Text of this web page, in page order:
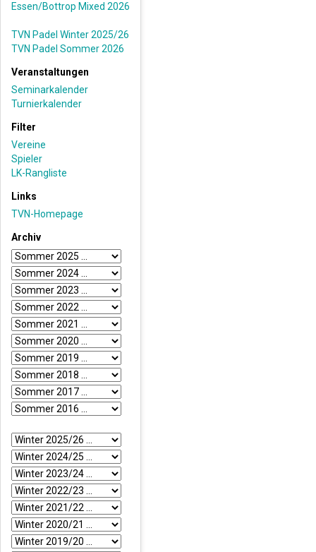
Essen/Bottrop Mixed 2026
TVN Padel Winter 2025/26
TVN Padel Sommer 2026
Veranstaltungen
Seminarkalender
Turnierkalender
Filter
Vereine
Spieler
LK-Rangliste
Links
TVN-Homepage
Archiv